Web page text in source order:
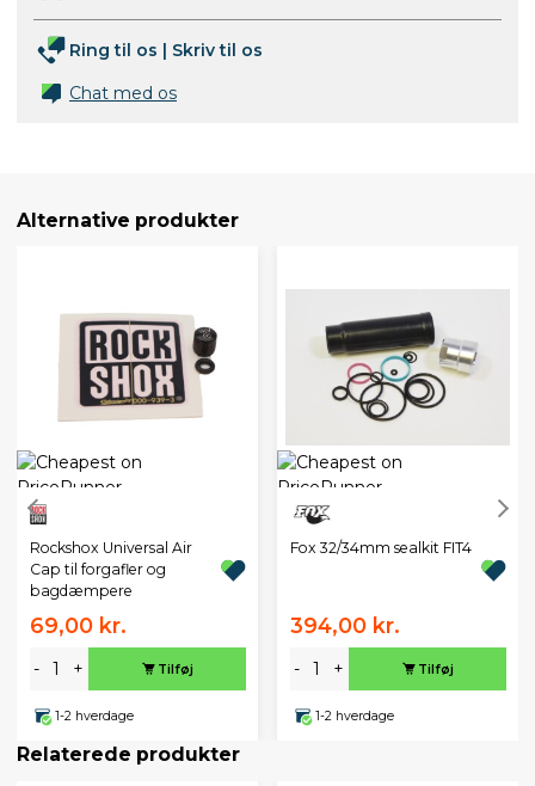
Ring til os | Skriv til os
Chat med os
Alternative produkter
Rockshox Universal Air
Cap til forgafler og
bagdæmpere
69,00 kr.
- + Tilføj
1-2 hverdage
Fox 32/34mm sealkit FIT4
394,00 kr.
- + Tilføj
1-2 hverdage
Relaterede produkter